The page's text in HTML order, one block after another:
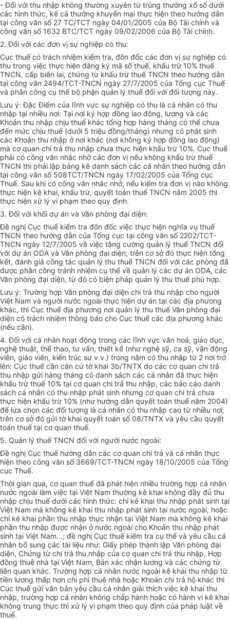
- Đối với thu nhập không thường xuyên từ trúng thưởng xổ số dưới
các hình thức, kể cả thưởng khuyến mại thực hiện theo hướng dẫn
tại công văn số 27 TC/TCT ngày 04/01/2005 của Bộ Tài chính và
công văn số 1632 BTC/TCT ngày 09/02/2006 của Bộ Tài chính.
2. Đối với các đơn vị sự nghiệp có thu:
Cục thuế có trách nhiệm kiểm tra, đôn đốc các đơn vị sự nghiệp có
thu trong việc thực hiện đăng ký mã số thuế, khấu trừ 10% thuế
TNCN, cấp biên lai, chứng từ khấu trừ thuế TNCN theo hướng dẫn
tại công văn 2494/TCT-TNCN ngày 27/7/2005 của Tổng cục Thuế
và phân công cụ thể bộ phận quản lý thuế đối với đối tượng này.
Lưu ý: Đặc Điểm của lĩnh vực sự nghiệp có thu là cá nhân có thu
nhập tại nhiều nơi: Tại nơi ký hợp đồng lao động, lương và các
Khoản thu nhập chịu thuế khác tổng hợp hàng tháng có thể chưa
đến mức chịu thuế (dưới 5 triệu đồng/tháng) nhưng có phát sinh
các Khoản thu nhập ở nơi khác (nơi không ký hợp đồng lao động)
mà cơ quan chi trả thu nhập chưa thực hiện khấu trừ 10%. Cục thuế
phải có công văn nhắc nhở các đơn vị nếu không khấu trừ thuế
TNCN thì phải lập bảng kê danh sách các cá nhân theo hướng dẫn
tại công văn số 508TCT/TNCN ngày 17/02/2005 của Tổng cục
Thuế. Sau khi có công văn nhắc nhở, nếu kiểm tra đơn vị nào không
thực hiện kê khai, khấu trừ, quyết toán thuế TNCN năm 2005 thì
thực hiện xử lý vi phạm theo quy định.
3. Đối với khối dự án và Văn phòng đại diện:
Đề nghị Cục thuế kiểm tra đôn đốc việc thực hiện nghĩa vụ thuế
TNCN theo hướng dẫn của Tổng cục tại công văn số 2202/TCT-
TNCN ngày 12/7/2005 về việc tăng cường quản lý thuế TNCN đối
với dự án ODA và Văn phòng đại diện; trên cơ sở đó thực hiện tổng
kết, đánh giá công tác quản lý thu thuế TNCN đối với các phòng đã
được phân công tránh nhiệm cụ thể về quản lý các dự án ODA, các
Văn phòng đại diện, từ đó có biện pháp quản lý thu thuế phù hợp.
Lưu ý: Trường hợp Văn phòng đại diện chi trả thu nhập cho người
Việt Nam và người nước ngoài thực hiện dự án tại các địa phương
khác, thì Cục thuế địa phương nơi quản lý thu thuế Văn phòng đại
diện có trách nhiệm thông báo cho Cục thuế các địa phương khác
(nếu cần).
4. Đối với cá nhân hoạt động trong các lĩnh vực văn hoá, giáo dục,
nghệ thuật, thể thao, tư vấn, thiết kế (như nghệ sỹ, ca sỹ, vận động
viên, giáo viên, kiến trúc sư v.v.) trong năm có thu nhập từ 2 nơi trở
lên: Cục thuế cần căn cứ tờ khai 3b/TNTX do các cơ quan chi trả
thu nhập gửi hàng tháng có danh sách các cá nhân đã thực hiện
khấu trừ thuế 10% tại cơ quan chi trả thu nhập, các báo cáo danh
sách cá nhân có thu nhập phát sinh nhưng cơ quan chi trả chưa
thực hiện khấu trừ 10% (như hướng dẫn quyết toán thuế năm 2004)
để lựa chọn các đối tượng là cá nhân có thu nhập cao từ nhiều nơi,
trên cơ sở đó gửi tờ khai quyết toán số 08/TNTX và yêu cầu quyết
toán thuế tại cơ quan thuế.
5. Quản lý thuế TNCN đối với người nước ngoài:
Đề nghị Cục thuế hướng dẫn các cơ quan chi trả và cá nhân thực
hiện theo công văn số 3669/TCT-TNCN ngày 18/10/2005 của Tổng
cục Thuế.
Thời gian qua, cơ quan thuế đã phát hiện nhiều trường hợp cá nhân
nước ngoài làm việc tại Việt Nam thường kê khai không đầy đủ thu
nhập chịu thuế dưới các hình thức: chỉ kê khai thu nhập phát sinh tại
Việt Nam mà không kê khai thu nhập phát sinh tại nước ngoài, hoặc
chỉ kê khai phần thu nhập thực nhận tại Việt Nam mà không kê khai
phần thu nhập được nhận ở nước ngoài cho Khoản thu nhập phát
sinh tại Việt Nam...; đề nghị Cục thuế kiểm tra cụ thể và yêu cầu cá
nhân bổ sung các tài liệu như: Giấy phép thành lập Văn phòng đại
diện, Chứng từ chi trả thu nhập của cơ quan chi trả thu nhập, Hợp
đồng thuê nhà tại Việt Nam, Bản xác nhận lương và các chứng từ
liên quan khác. Trường hợp cá nhân nước ngoài kê khai thu nhập từ
tiền lương thấp hơn chi phí thuê nhà hoặc Khoản chi trả hộ khác thì
Cục thuế gửi văn bản yêu cầu cá nhân giải thích việc kê khai thu
nhập, trường hợp cá nhân không chấp hành hoặc có hành vi kê khai
không trung thực thì xử lý vi phạm theo quy định của pháp luật về
thuế.